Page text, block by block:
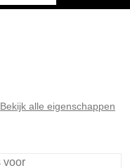
Bekijk alle eigenschappen